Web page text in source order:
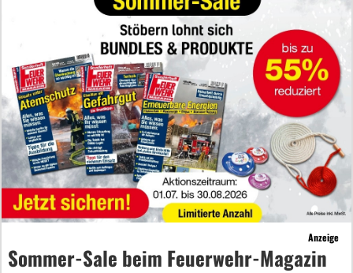
Anzeige
Sommer-Sale beim Feuerwehr-Magazin